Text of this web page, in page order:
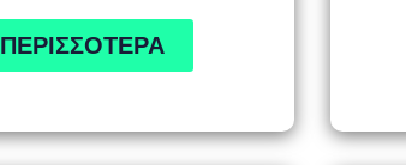
ΠΕΡΙΣΣΌΤΕΡΑ